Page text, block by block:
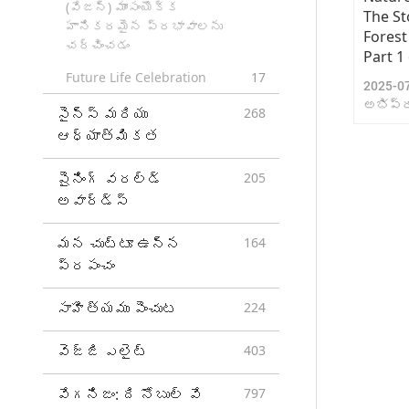
(వేజన్) మాంసంయొక్క
హానికరమైన ప్రభావాలను
చర్చించడం
Future Life Celebration 17
సైన్స్ మరియు
ఆధ్యాత్మికత
268
షైనింగ్ వరల్డ్
అవార్డ్స్
205
మన చుట్టూ ఉన్న
ప్రపంచం
164
సాహిత్యము పెంచుట 224
వెజ్జి ఎలైట్ 403
వేగనిజం: ది నోబుల్ వే
797
The
Part 1
2025-